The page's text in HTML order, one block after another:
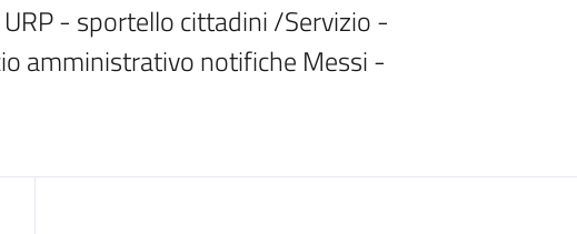
- sportello cittadini /Servizio -
amministrativo notifiche Messi -